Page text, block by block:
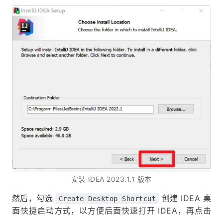
安装 IDEA 2023.1.1 版本
然后，勾选 Create Desktop Shortcut
创建 IDEA 桌
面快捷启动方式，以方便后面快速打开 IDEA，再点击